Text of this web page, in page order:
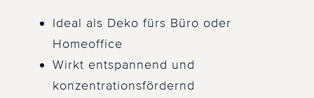
Ideal als Deko fürs Büro oder
Homeoffice
Wirkt entspannend und
konzentrationsfördernd